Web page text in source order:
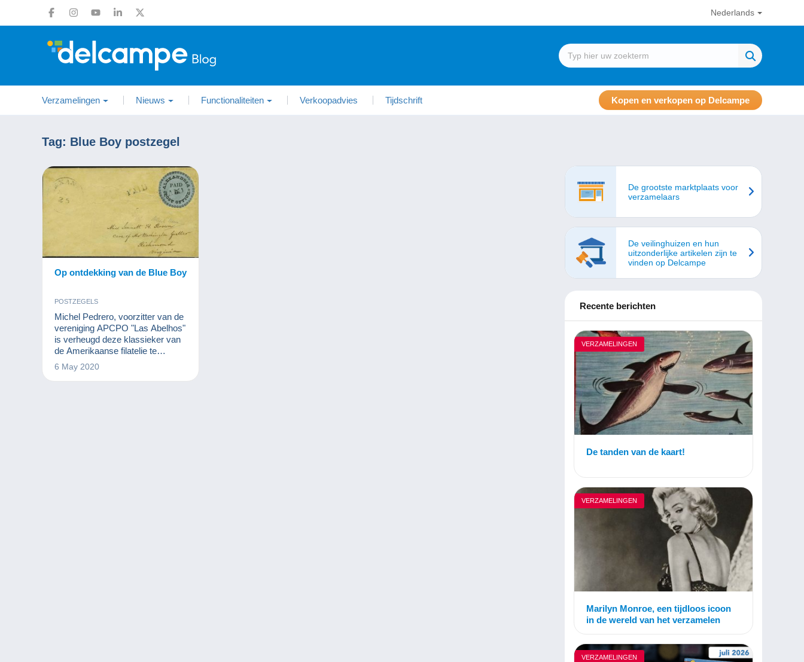
Nederlands
Verzamelingen Nieuws Functionaliteiten Verkoopadvies Tijdschrift Kopen en verkopen op Delcampe
Tag: Blue Boy postzegel
Op ontdekking van de Blue Boy
POSTZEGELS
Michel Pedrero, voorzitter van de
vereniging APCPO "Las Abelhos"
is verheugd deze klassieker van
de Amerikaanse filatelie te
presenteren. De Blue Boy
(letterlijk blauwe jongen) is een
6 May 2020
De grootste marktplaats voor
verzamelaars
De veilinghuizen en hun
uitzonderlijke artikelen zijn te
vinden op Delcampe
Recente berichten
VERZAMELINGEN
De tanden van de kaart!
VERZAMELINGEN
Marilyn Monroe, een tijdloos icoon
in de wereld van het verzamelen
VERZAMELINGEN